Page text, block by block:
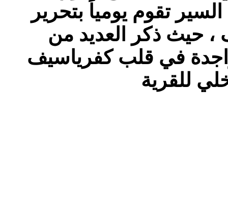
تقوم يومياً بتحرير
حيث ذكر العديد من
في قلب كفرياسيف